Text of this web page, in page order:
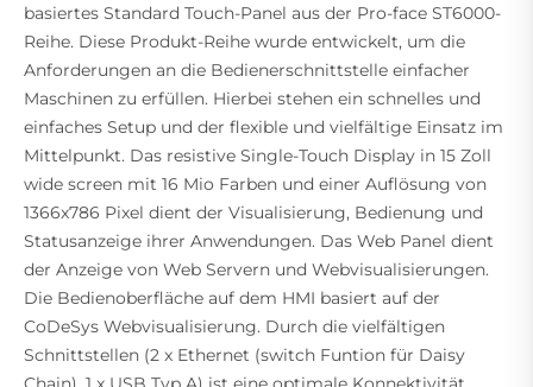
basiertes Standard Touch-Panel aus der Pro-face ST6000-
Reihe. Diese Produkt-Reihe wurde entwickelt, um die
Anforderungen an die Bedienerschnittstelle einfacher
Maschinen zu erfüllen. Hierbei stehen ein schnelles und
einfaches Setup und der flexible und vielfältige Einsatz im
Mittelpunkt. Das resistive Single-Touch Display in 15 Zoll
wide screen mit 16 Mio Farben und einer Auflösung von
1366x786 Pixel dient der Visualisierung, Bedienung und
Statusanzeige ihrer Anwendungen. Das Web Panel dient
der Anzeige von Web Servern und Webvisualisierungen.
Die Bedienoberfläche auf dem HMI basiert auf der
CoDeSys Webvisualisierung. Durch die vielfältigen
Schnittstellen (2 x Ethernet (switch Funtion für Daisy